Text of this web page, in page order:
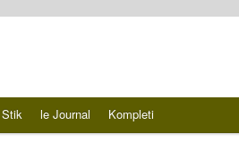
Stik le Journal Kompleti